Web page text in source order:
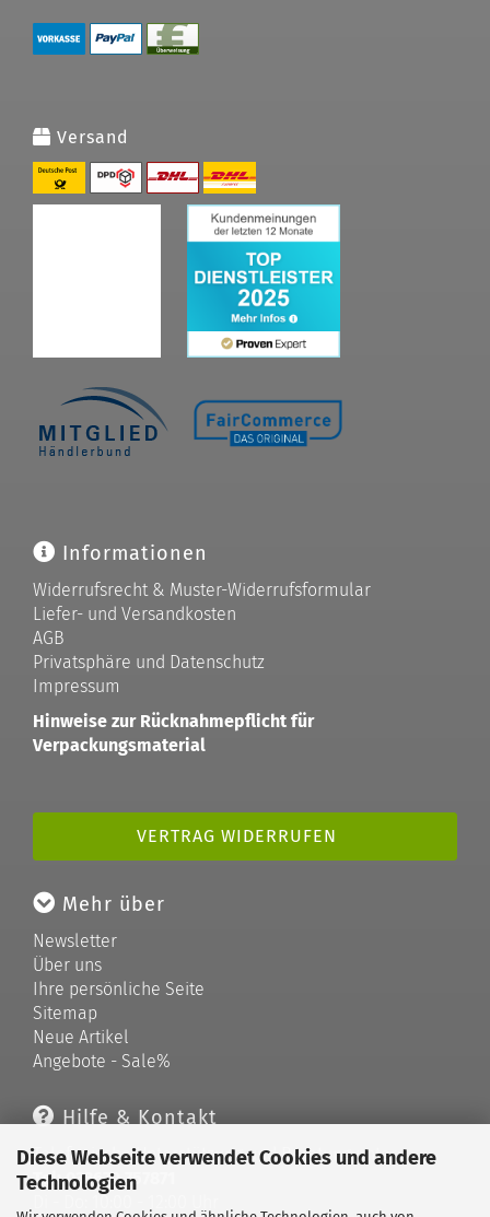
Diese Webseite verwendet Cookies und andere
Technologien
Versand
Informationen
Widerrufsrecht & Muster-Widerrufsformular
Liefer- und Versandkosten
AGB
Privatsphäre und Datenschutz
Impressum
Hinweise zur Rücknahmepflicht für
Verpackungsmaterial
VERTRAG WIDERRUFEN
Mehr über
Newsletter
Über uns
Ihre persönliche Seite
Sitemap
Neue Artikel
Angebote - Sale%
Hilfe & Kontakt
Telefonische Unterstützung und Beratung unter:
Tel: 033679 757871